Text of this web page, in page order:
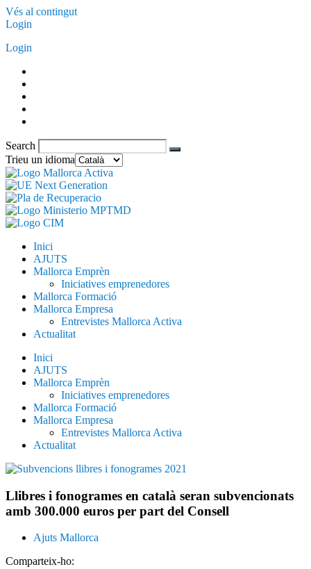
Vés al contingut
Login
Login
Search
Trieu un idioma
Inici
AJUTS
Mallorca Emprèn
Iniciatives emprenedores
Mallorca Formació
Mallorca Empresa
Entrevistes Mallorca Activa
Actualitat
Inici
AJUTS
Mallorca Emprèn
Iniciatives emprenedores
Mallorca Formació
Mallorca Empresa
Entrevistes Mallorca Activa
Actualitat
Llibres i fonogrames en català seran subvencionats
amb 300.000 euros per part del Consell
Ajuts Mallorca
Comparteix-ho: